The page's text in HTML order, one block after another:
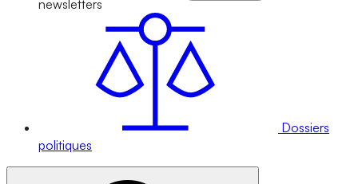
newsletters
Dossiers
politiques